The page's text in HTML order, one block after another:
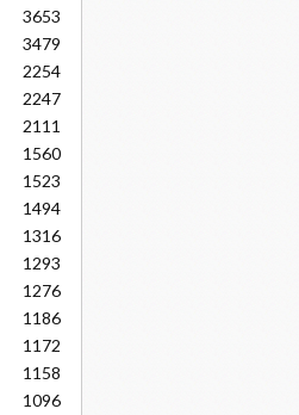
3653
3479
2254
2247
2111
1560
1523
1494
1316
1293
1276
1186
1172
1158
1096